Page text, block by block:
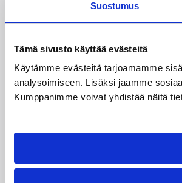
Suostumus
Tämä sivusto käyttää evästeitä
Käytämme evästeitä tarjoamamme
analysoimiseen. Lisäksi jaamme
Kumppanimme voivat yhdistää näitä